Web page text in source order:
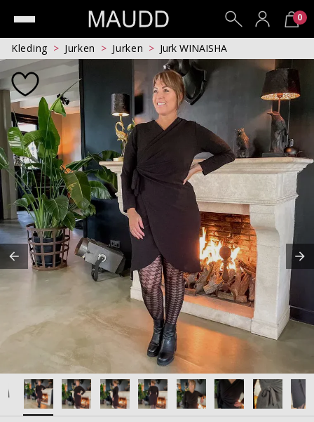
0
Kleding Jurken Jurken Jurk WINAISHA